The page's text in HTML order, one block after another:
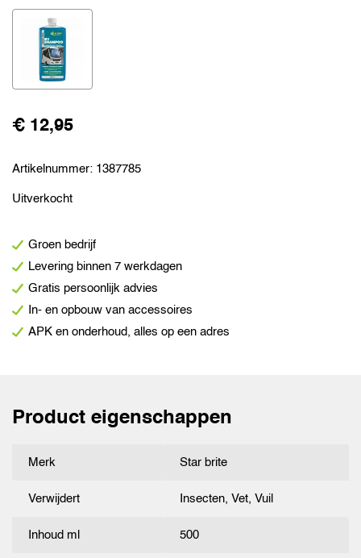
€ 12,95
Artikelnummer: 1387785
Uitverkocht
Groen bedrijf
Levering binnen 7 werkdagen
Gratis persoonlijk advies
In- en opbouw van accessoires
APK en onderhoud, alles op een adres
Product eigenschappen
Merk Star brite
Verwijdert Insecten, Vet, Vuil
Inhoud ml 500